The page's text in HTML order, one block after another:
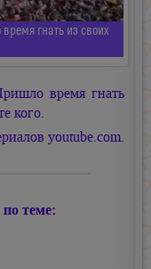
гнать из своих
время гнать
кого.
youtube.com.
теме: